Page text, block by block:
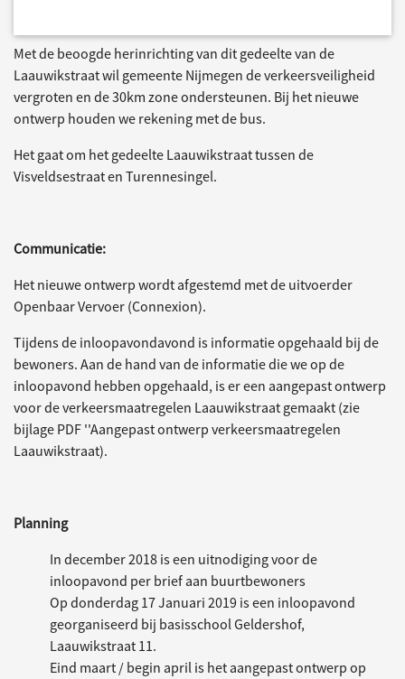
Met de beoogde herinrichting van dit gedeelte van de
Laauwikstraat wil gemeente Nijmegen de verkeersveiligheid
vergroten en de 30km zone ondersteunen. Bij het nieuwe
ontwerp houden we rekening met de bus.
Het gaat om het gedeelte Laauwikstraat tussen de
Visveldsestraat en Turennesingel.
Communicatie:
Het nieuwe ontwerp wordt afgestemd met de uitvoerder
Openbaar Vervoer (Connexion).
Tijdens de inloopavondavond is informatie opgehaald bij de
bewoners. Aan de hand van de informatie die we op de
inloopavond hebben opgehaald, is er een aangepast ontwerp
voor de verkeersmaatregelen Laauwikstraat gemaakt (zie
bijlage PDF ''Aangepast ontwerp verkeersmaatregelen
Laauwikstraat).
Planning
In december 2018 is een uitnodiging voor de
inloopavond per brief aan buurtbewoners
Op donderdag 17 Januari 2019 is een inloopavond
georganiseerd bij basisschool Geldershof,
Laauwikstraat 11.
Eind maart / begin april is het aangepast ontwerp op